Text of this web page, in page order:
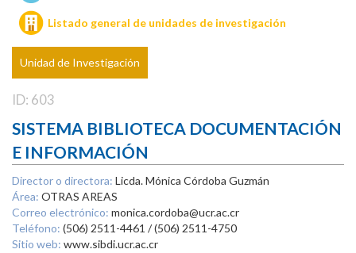
Listado general de unidades de investigación
Unidad de Investigación
ID: 603
SISTEMA BIBLIOTECA DOCUMENTACIÓN
E INFORMACIÓN
Director o directora: Licda. Mónica Córdoba Guzmán
Área: OTRAS AREAS
Correo electrónico: monica.cordoba@ucr.ac.cr
Teléfono: (506) 2511-4461 / (506) 2511-4750
Sitio web: www.sibdi.ucr.ac.cr